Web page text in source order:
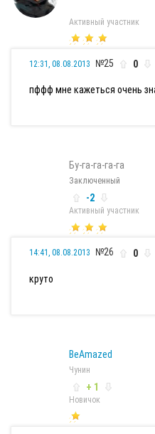
Активный участник
12:31, 08.08.2013 №25 0
пффф мне кажеться очень
Бу-га-га-га-га
Заключенный
-2
Активный участник
14:41, 08.08.2013 №26 0
круто
BeAmazed
Чунин
+ 1
Новичок